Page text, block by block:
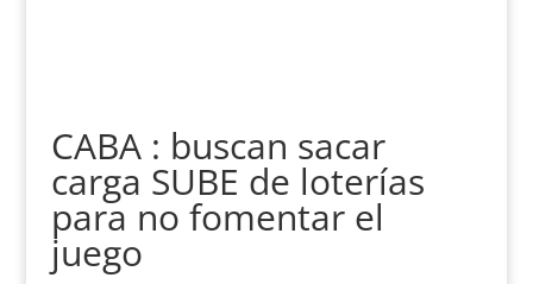
CABA : buscan sacar
carga SUBE de loterías
para no fomentar el
juego